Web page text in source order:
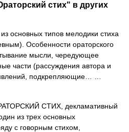
стих" в других
основных типов мелодики стиха
Особенности ораторского
мысли, чередующее
части (рассуждения автора и
подкрепляющие… …
СТИХ, декламативный
из трех основных
с говорным стихом,